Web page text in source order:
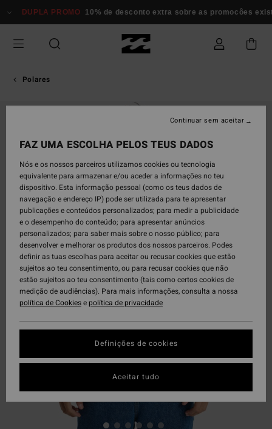
para
informação
DUPLA PROMO 10% de desconto extra sobre as promocôes
Polares
FAZ UMA ESCOLHA PELOS TEUS DADOS
Nós e os nossos parceiros utilizamos cookies ou tecnologia
equivalente para armazenar e/ou aceder a informações no teu
dispositivo. Esta informação pessoal (como os teus dados de
navegação e endereço IP) pode ser utilizada para te apresentar
publicações e conteúdos personalizados; para medir a publicidade
e o desempenho do conteúdo; para apresentar anúncios
personalizados; para saber mais sobre o nosso público; para
desenvolver e melhorar os produtos dos nossos parceiros. Podes
definir as tuas escolhas para aceitar ou recusar cookies que estão
sujeitos ao teu consentimento, ou para recusar cookies que não
estão sujeitos ao teu consentimento (tais como certos cookies de
medição de audiências). Para mais informações, consulta a nossa
política de Cookiesepolítica de privacidade
Definições de cookies
Continuar sem aceitar
Aceitar tudo